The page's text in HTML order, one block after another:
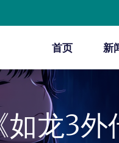
首页 新
如龙3外